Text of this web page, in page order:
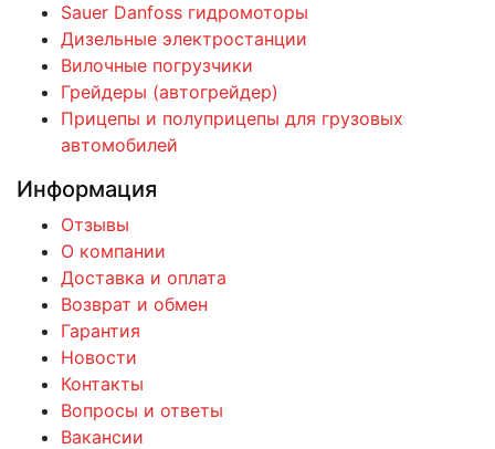
Sauer Danfoss гидромоторы
Дизельные электростанции
Вилочные погрузчики
Грейдеры (автогрейдер)
Прицепы и полуприцепы для грузовых
автомобилей
Информация
Отзывы
О компании
Доставка и оплата
Возврат и обмен
Гарантия
Новости
Контакты
Вопросы и ответы
Вакансии